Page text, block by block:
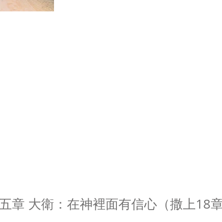
章 大衛：在神裡面有信心（撒上18